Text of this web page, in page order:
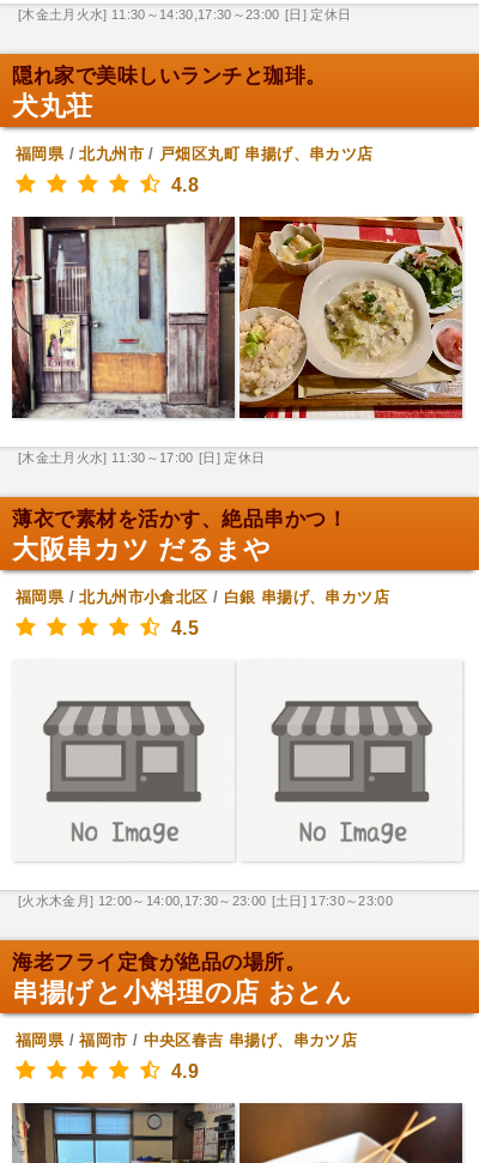
[木金土月火水] 11:30～14:30,17:30～23:00 [日] 定休日
隠れ家で美味しいランチと珈琲。
犬丸荘
福岡県/北九州市/ 戸畑区丸町 串揚げ、串カツ店
4.8
[木金土月火水] 11:30～17:00 [日] 定休日
薄衣で素材を活かす、絶品串かつ！
大阪串カツ だるまや
福岡県/北九州市小倉北区 / 白銀 串揚げ、串カツ店
4.5
[火水木金月] 12:00～14:00,17:30～23:00 [土日] 17:30～23:00
海老フライ定食が絶品の場所。
串揚げと小料理の店 おとん
福岡県/福岡市 / 中央区春吉 串揚げ、串カツ店
4.9